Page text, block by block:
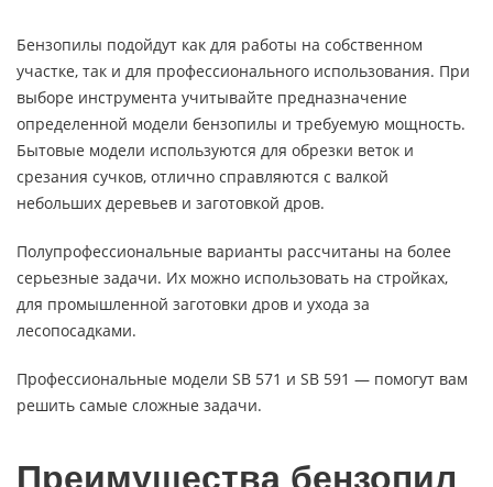
Бензопилы подойдут как для работы на собственном
участке, так и для профессионального использования. При
выборе инструмента учитывайте предназначение
определенной модели бензопилы и требуемую мощность.
Бытовые модели используются для обрезки веток и
срезания сучков, отлично справляются с валкой
небольших деревьев и заготовкой дров.
Полупрофессиональные варианты рассчитаны на более
серьезные задачи. Их можно использовать на стройках,
для промышленной заготовки дров и ухода за
лесопосадками.
Профессиональные модели SB 571 и SB 591 — помогут вам
решить самые сложные задачи.
Преимущества бензопил